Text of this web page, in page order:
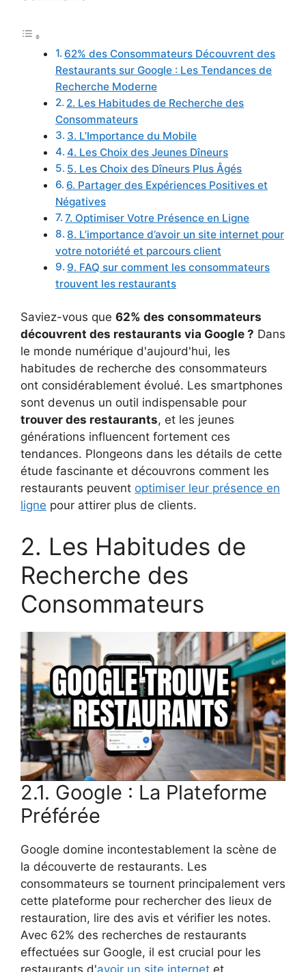
62% des Consommateurs Découvrent des
Restaurants sur Google : Les Tendances de
Recherche Moderne
2. Les Habitudes de Recherche des
Consommateurs
3. L’Importance du Mobile
4. Les Choix des Jeunes Dîneurs
5. Les Choix des Dîneurs Plus Âgés
6. Partager des Expériences Positives et
Négatives
7. Optimiser Votre Présence en Ligne
8. L’importance d’avoir un site internet pour
votre notoriété et parcours client
9. FAQ sur comment les consommateurs
trouvent les restaurants
Saviez-vous que 62% des consommateurs
découvrent des restaurants via Google ? Dans
le monde numérique d'aujourd'hui, les
habitudes de recherche des consommateurs
ont considérablement évolué. Les smartphones
sont devenus un outil indispensable pour
trouver des restaurants, et les jeunes
générations influencent fortement ces
tendances. Plongeons dans les détails de cette
étude fascinante et découvrons comment les
restaurants peuvent optimiser leur présence en
ligne pour attirer plus de clients.
2. Les Habitudes de
Recherche des
Consommateurs
2.1. Google : La Plateforme
Préférée
Google domine incontestablement la scène de
la découverte de restaurants. Les
consommateurs se tournent principalement vers
cette plateforme pour rechercher des lieux de
restauration, lire des avis et vérifier les notes.
Avec 62% des recherches de restaurants
effectuées sur Google, il est crucial pour les
restaurants d'avoir un site internet et